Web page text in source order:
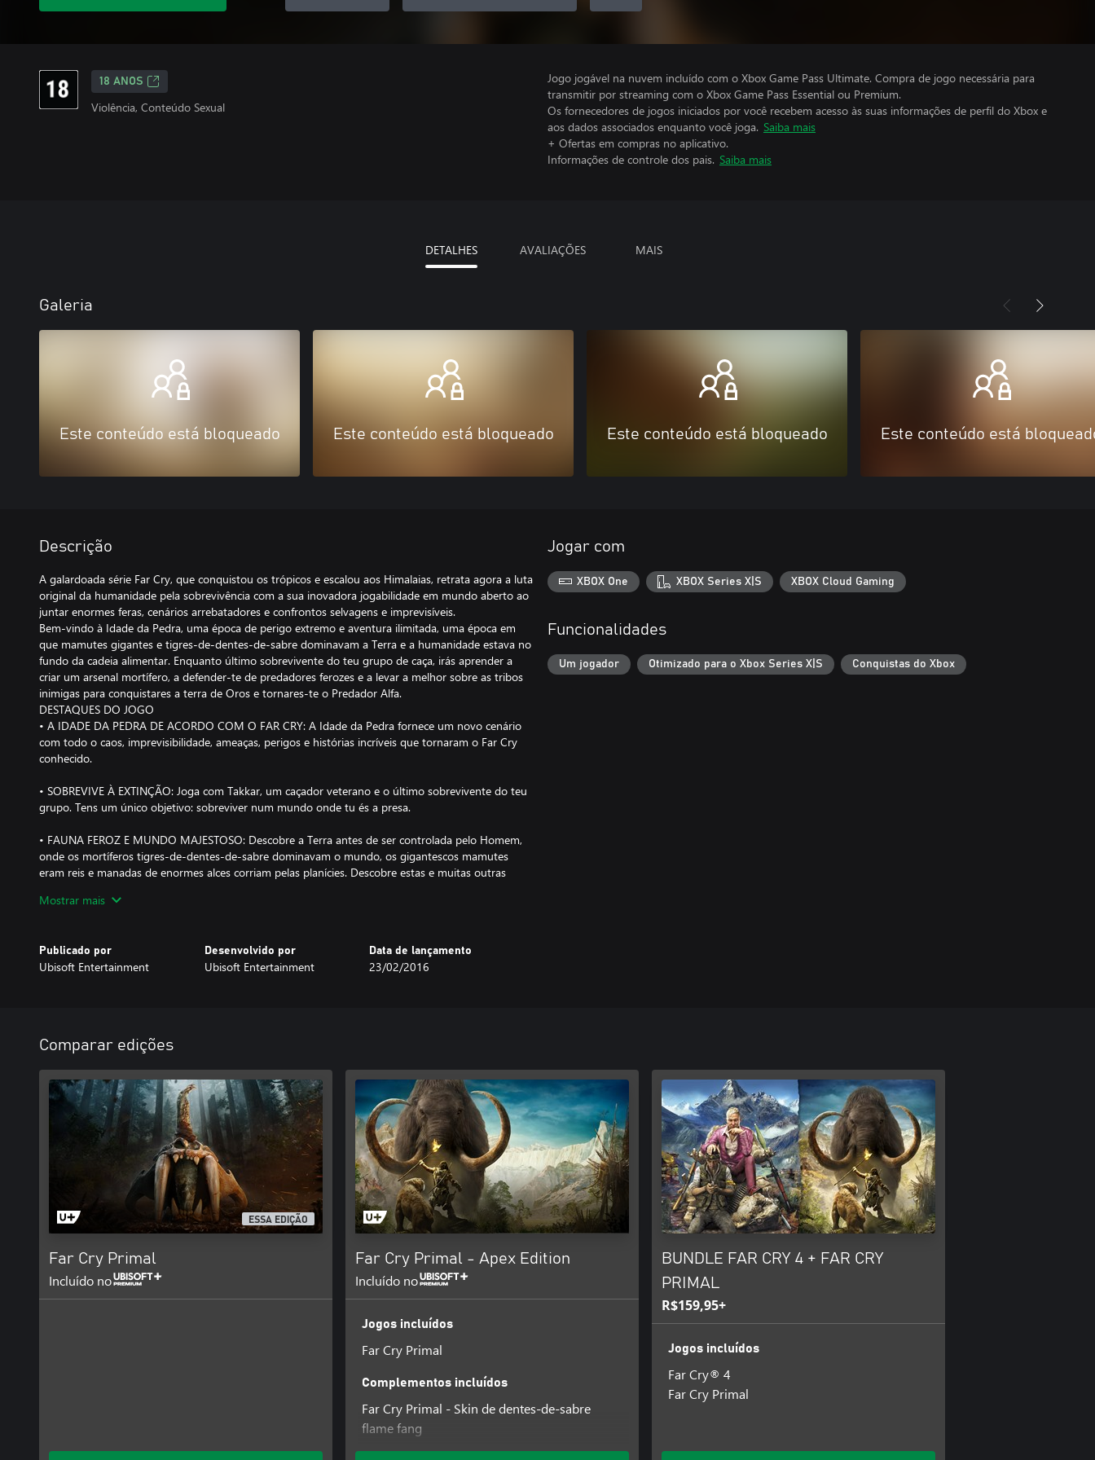
18 ANOS
Violência, Conteúdo Sexual
Jogo jogável na nuvem incluído com o Xbox Game Pass Ultimate. Compra de jogo necessária para
transmitir por streaming com o Xbox Game Pass Essential ou Premium.
Os fornecedores de jogos iniciados por você recebem acesso às suas informações de perfil do Xbox e
aos dados associados enquanto você joga. Saiba mais
+ Ofertas em compras no aplicativo.
Informações de controle dos pais. Saiba mais
DETALHES AVALIAÇÕES MAIS
Galeria
Este conteúdo está bloqueado Este conteúdo está bloqueado Este conteúdo está bloqueado Este conteúdo está
Descrição
A galardoada série Far Cry, que conquistou os trópicos e escalou aos Himalaias, retrata agora a luta
original da humanidade pela sobrevivência com a sua inovadora jogabilidade em mundo aberto ao
juntar enormes feras, cenários arrebatadores e confrontos selvagens e imprevisíveis.
Bem-vindo à Idade da Pedra, uma época de perigo extremo e aventura ilimitada, uma época em
que mamutes gigantes e tigres-de-dentes-de-sabre dominavam a Terra e a humanidade estava no
fundo da cadeia alimentar. Enquanto último sobrevivente do teu grupo de caça, irás aprender a
criar um arsenal mortífero, a defender-te de predadores ferozes e a levar a melhor sobre as tribos
inimigas para conquistares a terra de Oros e tornares-te o Predador Alfa.
DESTAQUES DO JOGO
• A IDADE DA PEDRA DE ACORDO COM O FAR CRY: A Idade da Pedra fornece um novo cenário
com todo o caos, imprevisibilidade, ameaças, perigos e histórias incríveis que tornaram o Far Cry
conhecido.
• SOBREVIVE À EXTINÇÃO: Joga com Takkar, um caçador veterano e o último sobrevivente do teu
grupo. Tens um único objetivo: sobreviver num mundo onde tu és a presa.
• FAUNA FEROZ E MUNDO MAJESTOSO: Descobre a Terra antes de ser controlada pelo Homem,
onde os mortíferos tigres-de-dentes-de-sabre dominavam o mundo, os gigantescos mamutes
eram reis e manadas de enormes alces corriam pelas planícies. Descobre estas e muitas outras
pau-brasil, as taigas inóspitas, as montanhas glaciais e os pântanos húmidos.
Sobrevivência para uma experiência ainda mais realista com menos recursos e um medidor de
resistência. E se achares que isso ainda não é suficientemente desafiante para ti, podes ativar a
Mostrar mais
Publicado por
Ubisoft Entertainment
Desenvolvido por
Ubisoft Entertainment
Data de lançamento
23/02/2016
Jogar com
XBOX One XBOX Series X|S XBOX Cloud Gaming
Funcionalidades
Um jogador Otimizado para o Xbox Series X|S Conquistas do Xbox
Comparar edições
ESSA EDIÇÃO
Far Cry Primal
Incluído no
Far Cry Primal - Apex Edition
Incluído no
Jogos incluídos
Far Cry Primal
Complementos incluídos
Far Cry Primal - Skin de dentes-de-sabre
flame fang
Far Cry Primal - Skin de mamute ash back
BUNDLE FAR CRY 4 + FAR CRY
PRIMAL
R$159,95+
Jogos incluídos
Far Cry® 4
Far Cry Primal